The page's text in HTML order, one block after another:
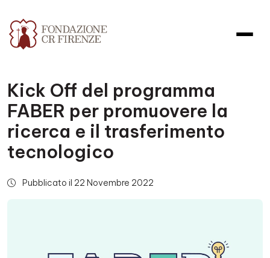
Kick Off del programma
FABER per promuovere la
ricerca e il trasferimento
tecnologico
Pubblicato il 22 Novembre 2022